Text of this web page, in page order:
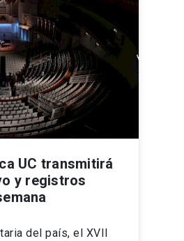
UC transmitirá
y registros
del país, el XVII